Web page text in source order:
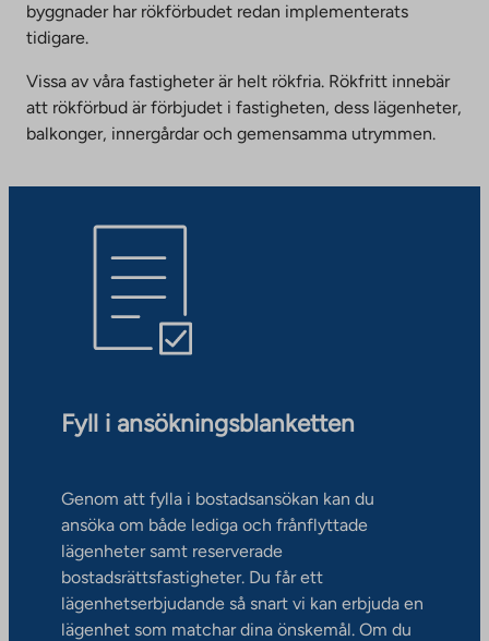
byggnader har rökförbudet redan implementerats
tidigare.
Vissa av våra fastigheter är helt rökfria. Rökfritt innebär
att rökförbud är förbjudet i fastigheten, dess lägenheter,
balkonger, innergårdar och gemensamma utrymmen.
Fyll i ansökningsblanketten
Genom att fylla i bostadsansökan kan du
ansöka om både lediga och frånflyttade
lägenheter samt reserverade
bostadsrättsfastigheter. Du får ett
lägenhetserbjudande så snart vi kan erbjuda en
lägenhet som matchar dina önskemål. Om du